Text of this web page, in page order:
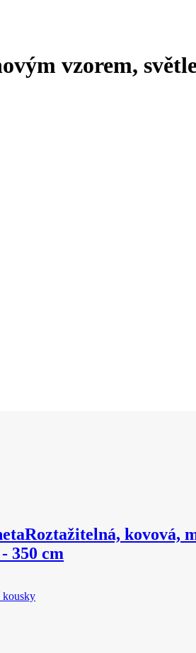
vzorem,
Roztažitelná, kovová,
350 cm
kousky